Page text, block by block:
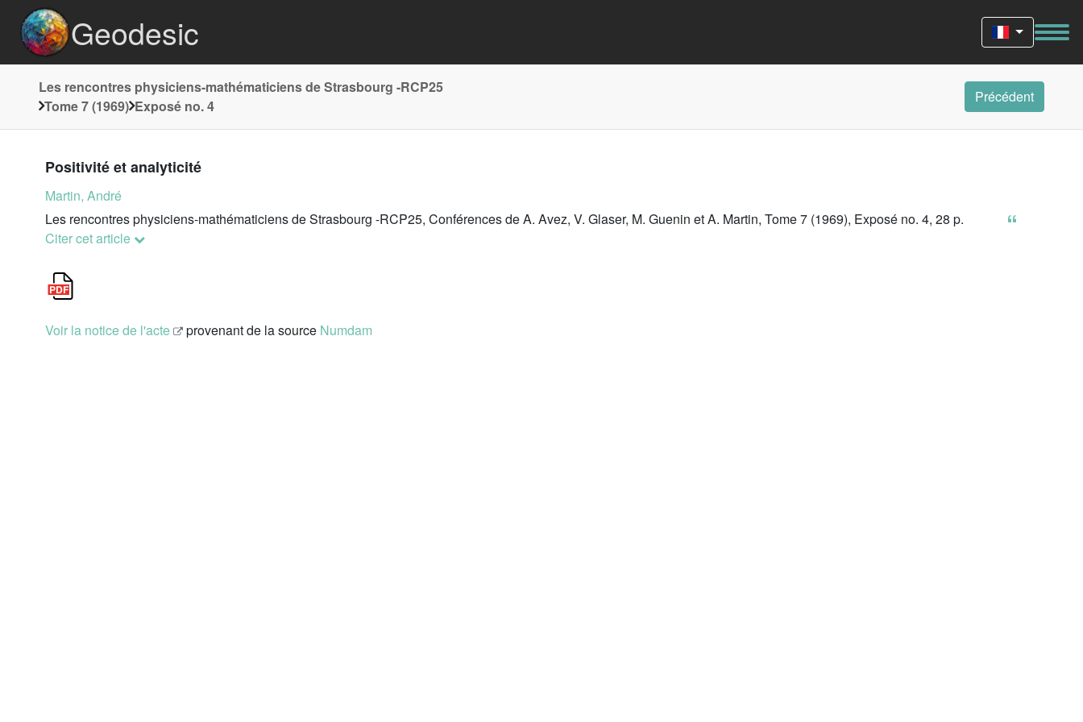
Geodesic
Les rencontres physiciens-mathématiciens de Strasbourg -RCP25
Tome 7 (1969) Exposé no. 4
Précédent
Positivité et analyticité
Martin, André
Les rencontres physiciens-mathématiciens de Strasbourg -RCP25, Conférences de A. Avez, V. Glaser, M. Guenin et A. Martin, Tome 7 (1969), Exposé no. 4, 28 p.
Citer cet article
Voir la notice de l'acte provenant de la source Numdam